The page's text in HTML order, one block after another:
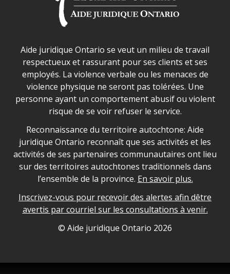
Déclaration sur la sécurité dans les locaux d'AJO.
Aide juridique Ontario se veut un milieu de travail
respectueux et rassurant pour ses clients et ses
employés. La violence verbale ou les menaces de
violence physique ne seront pas tolérées. Une
personne ayant un comportement abusif ou violent
risque de se voir refuser le service.
Legal Aid Ontario land acknowledgement
Reconnaissance du territoire autochtone: Aide
juridique Ontario reconnaît que ses activités et les
activités de ses partenaires communautaires ont lieu
sur des territoires autochtones traditionnels dans
l’ensemble de la province. En savoir plus.
Inscrivez-vous pour recevoir des alertes afin dêtre
avertis par courriel sur les consultations à venir.
Legal Aid Ontario copyright information
© Aide juridique Ontario 2026